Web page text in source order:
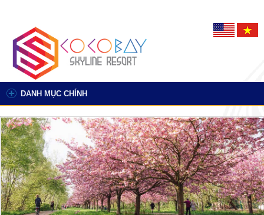
DANH MỤC CHÍNH